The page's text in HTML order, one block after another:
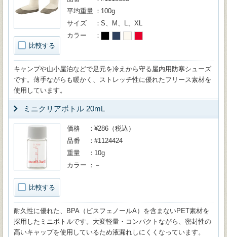
比較する
平均重量
100g
サイズ
S、M、L、XL
カラー
キャンプや山小屋泊などで足元を冷えから守る屋内用防寒シューズ
です。薄手ながらも暖かく、ストレッチ性に優れたフリース素材を
使用しています。
ミニクリアボトル 20mL
比較する
価格
¥286（税込）
品番
#1124424
重量
10g
カラー
－
耐久性に優れた、BPA（ビスフェノールA）を含まないPET素材を
採用したミニボトルです。大変軽量・コンパクトながら、密封性の
高いキャップを使用しているため液漏れしにくくなっています。